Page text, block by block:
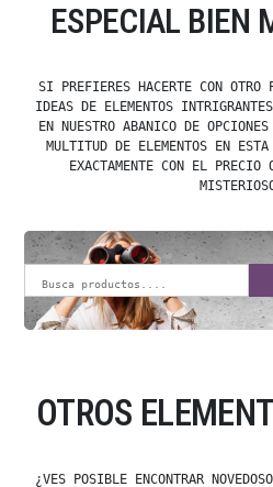
ESPECIAL BIEN
SI PREFIERES HACERTE CON OTRO
IDEAS DE ELEMENTOS
EN NUESTRO ABANICO DE
MULTITUD DE ELEMENTOS EN
EXACTAMENTE CON EL PRECIO
OTROS
¿VES POSIBLE ENCONTRAR